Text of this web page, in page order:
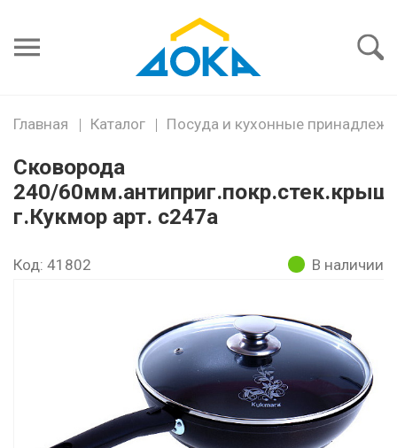
пароль
Главная Каталог Посуда и кухонные
Сковорода
240/
г.Кукмор арт. с247а
Код: 41802 В наличии